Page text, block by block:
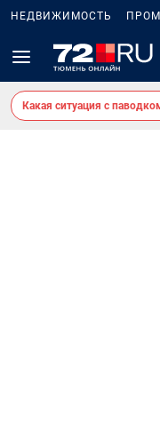
НЕДВИЖИМОСТЬ
Какая ситуация с